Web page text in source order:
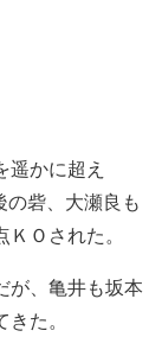
かに超え
の砦、大瀬良も
Ｏされた。
が、亀井も坂本
た。